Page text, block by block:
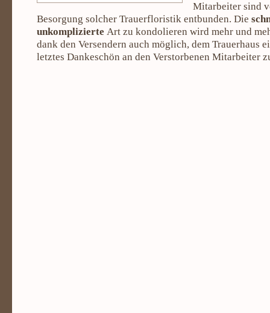
Mitarbeiter sind
Besorgung solcher Trauerfloristik entbunden. Die
unkomplizierte Art zu kondolieren wird mehr und
dank den Versendern auch möglich, dem Trauerhaus
letztes Dankeschön an den Verstorbenen Mitarbeiter